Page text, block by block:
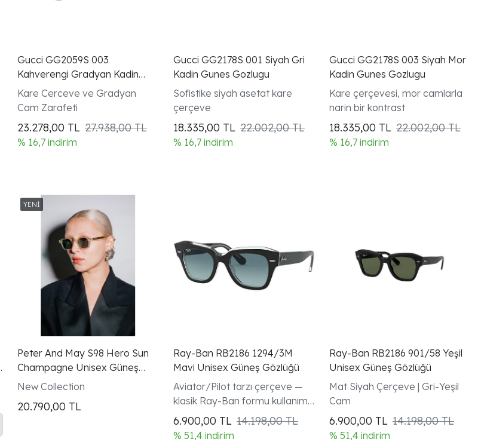
Gucci GG2059S 003
Kahverengi Gradyan Kadin
Gunes Gozlugu
Kare Cerceve ve Gradyan
Cam Zarafeti
23.278,00 TL 27.938,00 TL
% 16,7 indirim
Gucci GG2178S 001 Siyah Gri
Kadin Gunes Gozlugu
Sofistike siyah asetat kare
çerçeve
18.335,00 TL 22.002,00 TL
% 16,7 indirim
Gucci GG2178S 003 Siyah Mor
Kadin Gunes Gozlugu
Kare çerçevesi, mor camlarla
narin bir kontrast
18.335,00 TL 22.002,00 TL
% 16,7 indirim
Peter And May S98 Hero Sun
Champagne Unisex Güneş
Gözlüğü
New Collection
20.790,00 TL
Ray-Ban RB2186 1294/3M
Mavi Unisex Güneş Gözlüğü
Aviator/Pilot tarzı çerçeve —
klasik Ray-Ban formu kullanım
için uygun
6.900,00 TL 14.198,00 TL
% 51,4 indirim
Ray-Ban RB2186 901/58 Yeşil
Unisex Güneş Gözlüğü
Mat Siyah Çerçeve | Gri-Yeşil
Cam
6.900,00 TL 14.198,00 TL
% 51,4 indirim